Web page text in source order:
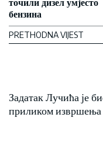
точили дизел умјесто
бензина
PRETHODNA VIJEST
Задатак Лучића је
приликом извршења